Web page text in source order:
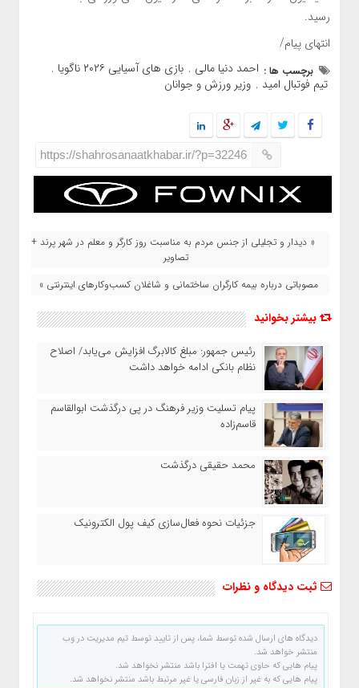
رسید.
انتهای پیام/
برچسب ها : احمد دنیا مالی , بازی های آسیایی ۲۰۲۶ ناگویا ,
تیم فوتبال امید , وزیر ورزش و جوانان
https://shahrosanaatkhabar.ir/?p=32246
« دیدار و تجلیلی از جنس مردم به مناسبت روز کارگر و معلم در شهر پرند +
تصاویر
مصوباتی درباره بیمه کارگران ساختمانی و شاغلان کسب‌وکارهای اینترنتی »
بیشتر بخوانید
رئیس‌ جمهور: مبلغ کالابرگ افزایش می‌یابد/ اصلاح
نظام بانکی ادامه خواهد داشت
پیام تسلیت وزیر فرهنگ در پی درگذشت ابوالقاسم
قاسم‌زاده
محمد حقیقی درگذشت
جزئیات نحوه فعال‌سازی کیف پول الکترونیک
ثبت دیدگاه و نظرات
دیدگاه های ارسال شده توسط شما، پس از تایید توسط تیم مدیریت در وب
منتشر خواهد شد.
پیام هایی که حاوی تهمت یا افترا باشد منتشر نخواهد شد.
پیام هایی که به غیر از زبان فارسی یا غیر مرتبط باشد منتشر نخواهد شد.